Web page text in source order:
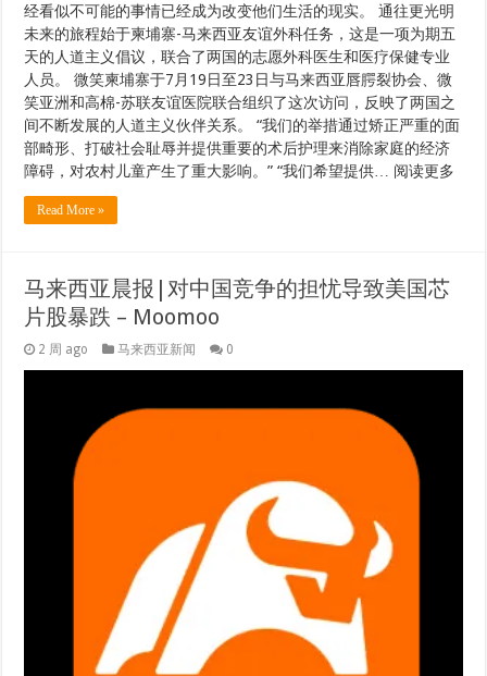
经看似不可能的事情已经成为改变他们生活的现实。 通往更光明
未来的旅程始于柬埔寨-马来西亚友谊外科任务，这是一项为期五
天的人道主义倡议，联合了两国的志愿外科医生和医疗保健专业
人员。 微笑柬埔寨于7月19日至23日与马来西亚唇腭裂协会、微
笑亚洲和高棉-苏联友谊医院联合组织了这次访问，反映了两国之
间不断发展的人道主义伙伴关系。 “我们的举措通过矫正严重的面
部畸形、打破社会耻辱并提供重要的术后护理来消除家庭的经济
障碍，对农村儿童产生了重大影响。” “我们希望提供… 阅读更多
Read More »
马来西亚晨报|对中国竞争的担忧导致美国芯
片股暴跌 – Moomoo
2 周 ago 马来西亚新闻 0